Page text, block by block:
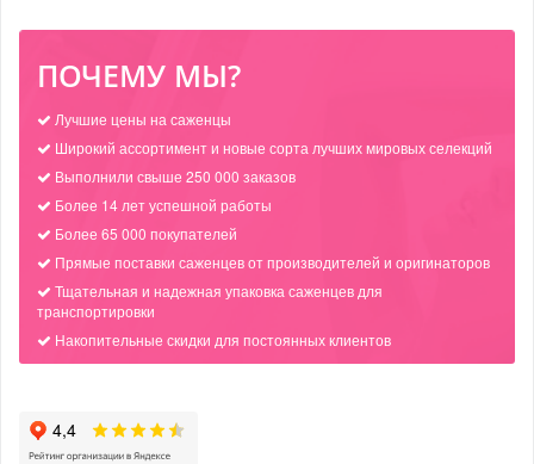
ПОЧЕМУ МЫ?
Лучшие цены на саженцы
Широкий ассортимент и новые сорта лучших мировых селекций
Выполнили свыше 250 000 заказов
Более 14 лет успешной работы
Более 65 000 покупателей
Прямые поставки саженцев от производителей и оригинаторов
Тщательная и надежная упаковка саженцев для
транспортировки
Накопительные скидки для постоянных клиентов